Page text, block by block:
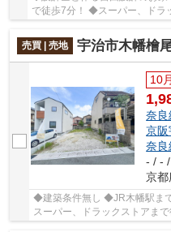
で徒歩7分！ ◆スーパー、ドラ
いた住宅街に位置 ◆土地面積
売買 | 売地
宇治市木幡檜尾2区
10
奈良
京阪
奈良
- / -
京都
◆建築条件無し ◆JR木幡駅ま
スーパー、ドラックストアま
置 ◆土地面積約28坪とちょう